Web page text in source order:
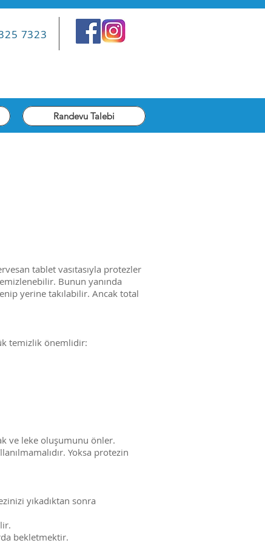
7323
Randevu Talebi
tablet vasıtasıyla protezler
Bunun yanında
yerine takılabilir. Ancak total
temizlik önemlidir:
ve leke oluşumunu önler.
Yoksa protezin
yıkadıktan sonra
bekletmektir.